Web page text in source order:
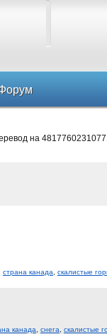
на
страна канада скалистые
канада снега скалистые